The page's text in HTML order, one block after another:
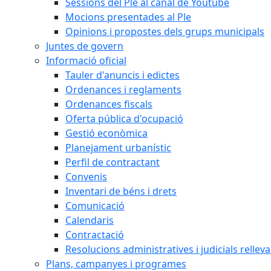
Mocions presentades al Ple
Opinions i propostes dels grups municipals
Juntes de govern
Informació oficial
Tauler d'anuncis i edictes
Ordenances i reglaments
Ordenances fiscals
Oferta pública d'ocupació
Gestió econòmica
Planejament urbanístic
Perfil de contractant
Convenis
Inventari de béns i drets
Comunicació
Calendaris
Contractació
Resolucions administratives i judicials
Plans, campanyes i programes